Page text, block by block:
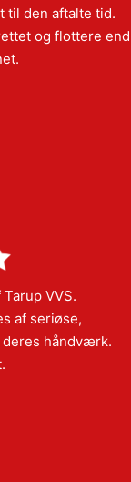
til den aftalte tid.
og flottere end
VVS.
af seriøse,
deres håndværk.